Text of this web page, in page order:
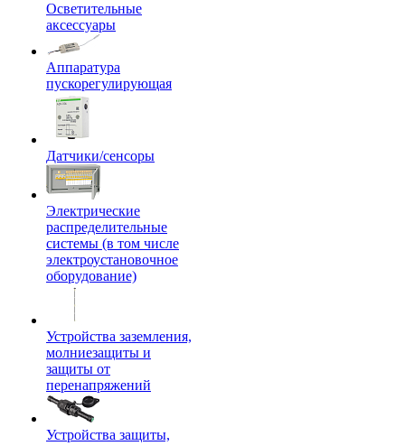
Осветительные
аксессуары
Аппаратура
пускорегулирующая
Датчики/сенсоры
Электрические
распределительные
системы (в том числе
электроустановочное
оборудование)
Устройства заземления,
молниезащиты и
защиты от
перенапряжений
Устройства защиты,